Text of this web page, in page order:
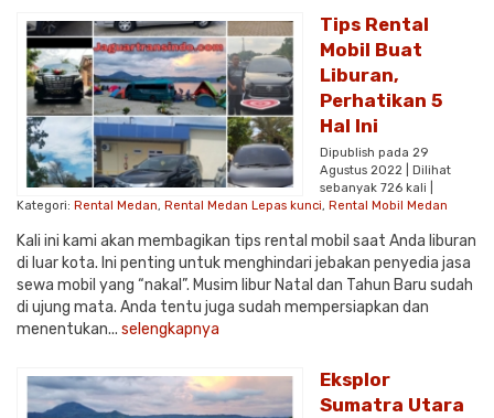
Tips Rental
Mobil Buat
Liburan,
Perhatikan 5
Hal Ini
Dipublish pada 29
Agustus 2022 | Dilihat
sebanyak 726 kali |
Kategori: Rental Medan, Rental Medan Lepas kunci, Rental Mobil Medan
Kali ini kami akan membagikan tips rental mobil saat Anda liburan
di luar kota. Ini penting untuk menghindari jebakan penyedia jasa
sewa mobil yang “nakal”. Musim libur Natal dan Tahun Baru sudah
di ujung mata. Anda tentu juga sudah mempersiapkan dan
menentukan... selengkapnya
Eksplor
Sumatra Utara